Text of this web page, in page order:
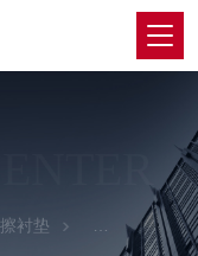
衬垫 摩擦衬垫